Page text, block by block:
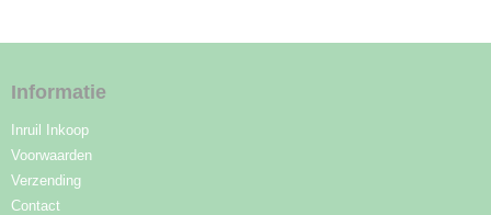
Informatie
Inruil Inkoop
Voorwaarden
Verzending
Contact